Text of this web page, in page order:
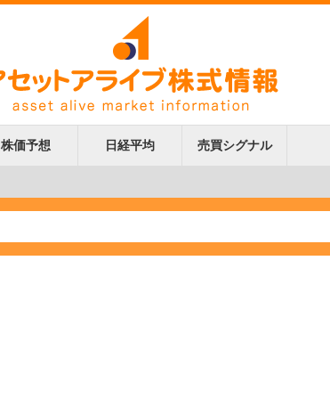
株価予想 日経平均 売買シグナル